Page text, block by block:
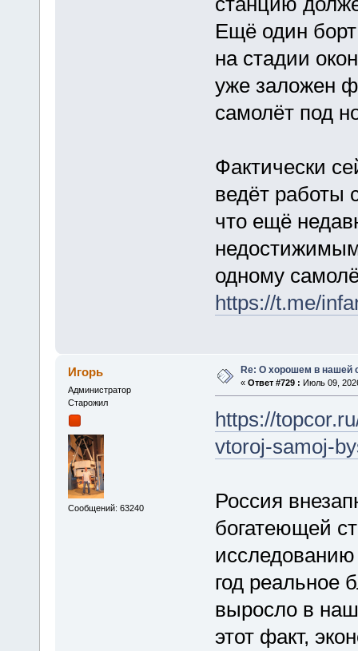
Ещё один
на стадии
уже заложен
самолёт под
Фактически
ведёт работы
что ещё
одному
https://t.me/
Игорь
Администратор
Старожил
Сообщений: 63240
Re: О хорошем в нашей
« Ответ #729 : Июль 09,
https://
vtoroj-samoj-
Россия
богатеющей
год реальное
выросло в
этот факт,